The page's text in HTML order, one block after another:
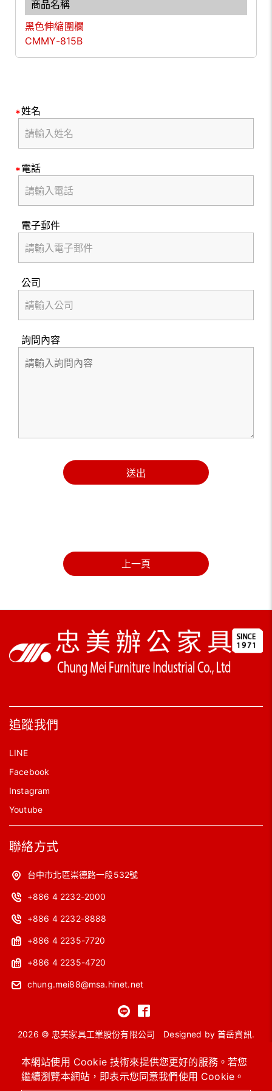
黑色伸縮圍欄
CMMY-815B
姓名
電話
電子郵件
公司
詢問內容
送出
上一頁
本網站使用 Cookie 技術來提供您更好的服務。若您
繼續瀏覽本網站，即表示您同意我們使用 Cookie。
追蹤我們
LINE
Facebook
Instagram
Youtube
聯絡方式
台中市北區崇德路一段532號
+886 4 2232-2000
+886 4 2232-8888
+886 4 2235-7720
+886 4 2235-4720
chung.mei88@msa.hinet.net
2026 © 忠美家具工業股份有限公司 Designed by首岳資訊.
OA主管桌 工作站 會議桌 洽談桌椅
高級沙發